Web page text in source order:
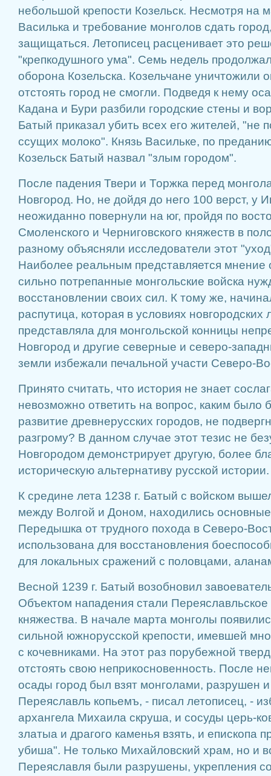
небольшой крепости Козельск. Несмотря на
Василька и требование монголов сдать
защищаться. Летописец расценивает это
"крепкодушного ума". Семь недель
оборона Козельска. Козельчане уничтожили
отстоять город не смогли. Подведя к нему
Кадана и Бури разбили городские стены и
Батый приказал убить всех его жителей, "не
ссущих молоко". Князь Васильке, по
Козельск Батый назвал "злым городом".
После падения Твери и Торжка перед
Новгород. Но, не дойдя до него 100 верст, у
неожиданно повернули на юг, пройдя по
Смоленского и Черниговского княжеств в
разному объясняли исследователи этот
Наиболее реальным представляется мнение
сильно потрепанные монгольские войска
восстановлении своих сил. К тому же,
распутица, которая в условиях новгородских
представляла для монгольской конницы
Новгород и другие северные и северо-
земли избежали печальной участи Северо-
Принято считать, что история не знает
невозможно ответить на вопрос, каким было
развитие древнерусских городов, не
разгрому? В данном случае этот тезис не
Новгородом демонстрирует другую, более
историческую альтернативу русской истории.
К средине лета 1238 г. Батый с войском
между Волгой и Доном, находились основные
Передышка от трудного похода в Северо-
использована для восстановления
для локальных сражений с половцами,
Весной 1239 г. Батый возобновил
Объектом нападения стали Переяславльское
княжества. В начале марта монголы
сильной южнорусской крепости, имевшей
с кочевниками. На этот раз порубежной
отстоять свою неприкосновенность. После
осады город был взят монголами, разрушен
Переяславль копьемъ, - писал летописец, -
архангела Михаила скруша, и сосуды церь-
златыа и драгого каменья взять, и епископа
убиша". Не только Михайловский храм, но и
Переяславля были разрушены, укрепления